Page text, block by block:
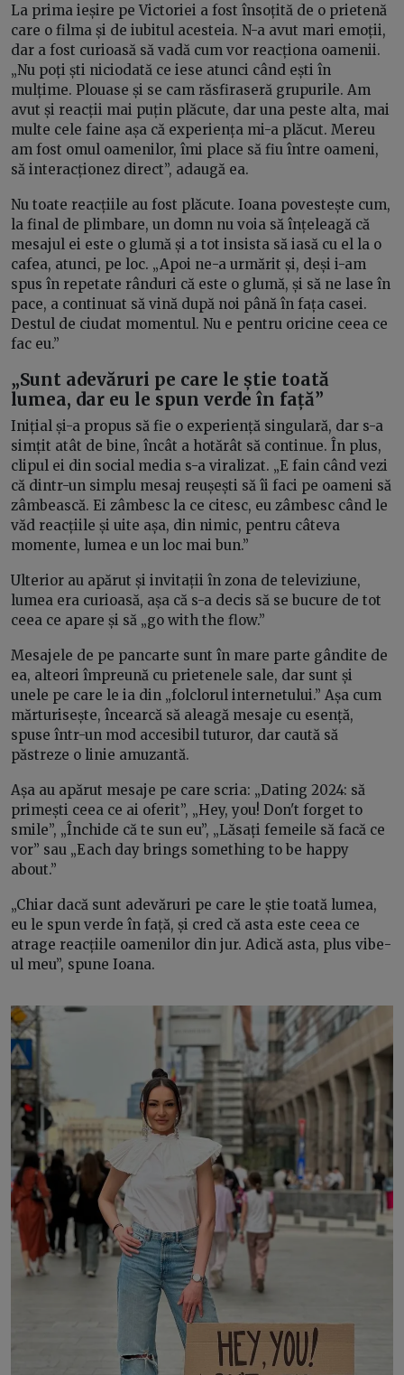
La prima ieșire pe Victoriei a fost însoțită de o prietenă
care o filma și de iubitul acesteia. N-a avut mari emoții,
dar a fost curioasă să vadă cum vor reacționa oamenii.
„Nu poți ști niciodată ce iese atunci când ești în
mulțime. Plouase și se cam răsfiraseră grupurile. Am
avut și reacții mai puțin plăcute, dar una peste alta, mai
multe cele faine așa că experiența mi-a plăcut. Mereu
am fost omul oamenilor, îmi place să fiu între oameni,
să interacționez direct”, adaugă ea.
Nu toate reacțiile au fost plăcute. Ioana povestește cum,
la final de plimbare, un domn nu voia să înțeleagă că
mesajul ei este o glumă și a tot insista să iasă cu el la o
cafea, atunci, pe loc. „Apoi ne-a urmărit și, deși i-am
spus în repetate rânduri că este o glumă, și să ne lase în
pace, a continuat să vină după noi până în fața casei.
Destul de ciudat momentul. Nu e pentru oricine ceea ce
fac eu.”
„Sunt adevăruri pe care le știe toată
lumea, dar eu le spun verde în față”
Inițial și-a propus să fie o experiență singulară, dar s-a
simțit atât de bine, încât a hotărât să continue. În plus,
clipul ei din social media s-a viralizat. „E fain când vezi
că dintr-un simplu mesaj reușești să îi faci pe oameni să
zâmbească. Ei zâmbesc la ce citesc, eu zâmbesc când le
văd reacțiile și uite așa, din nimic, pentru câteva
momente, lumea e un loc mai bun.”
Ulterior au apărut și invitații în zona de televiziune,
lumea era curioasă, așa că s-a decis să se bucure de tot
ceea ce apare și să „go with the flow.”
Mesajele de pe pancarte sunt în mare parte gândite de
ea, alteori împreună cu prietenele sale, dar sunt și
unele pe care le ia din „folclorul internetului.” Așa cum
mărturisește, încearcă să aleagă mesaje cu esență,
spuse într-un mod accesibil tuturor, dar caută să
păstreze o linie amuzantă.
Așa au apărut mesaje pe care scria: „Dating 2024: să
primești ceea ce ai oferit”, „Hey, you! Don't forget to
smile”, „Închide că te sun eu”, „Lăsați femeile să facă ce
vor” sau „Each day brings something to be happy
about.”
„Chiar dacă sunt adevăruri pe care le știe toată lumea,
eu le spun verde în față, și cred că asta este ceea ce
atrage reacțiile oamenilor din jur. Adică asta, plus vibe-
ul meu”, spune Ioana.